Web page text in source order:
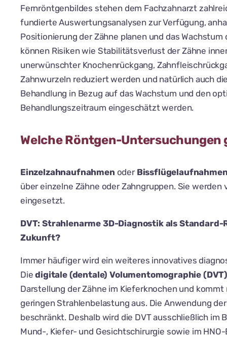
Fernröntgenbildes stehen dem Fachzahnarzt
fundierte Auswertungsanalysen zur Verfügung,
Positionierung der Zähne planen und das
können Risiken wie Stabilitätsverlust der Zähne
unerwünschter Knochenrückgang,
Zahnwurzeln reduziert werden und natürlich auch
Behandlung in Bezug auf das Wachstum und den
Behandlungszeitraum eingeschätzt werden.
Welche Röntgen-Untersuchungen
Einzelzahnaufnahmen oder
über einzelne Zähne oder Zahngruppen. Sie werden
eingesetzt.
DVT: Strahlenarme 3D-Diagnostik als
Zukunft?
Immer häufiger wird ein weiteres innovatives
Diedigitale (dentale) Volumentomographie
Darstellung der Zähne im Kieferknochen und
geringen Strahlenbelastung aus. Die Anwendung
beschränkt. Deshalb wird die DVT ausschließlich im
Mund-, Kiefer- und Gesichtschirurgie sowie im